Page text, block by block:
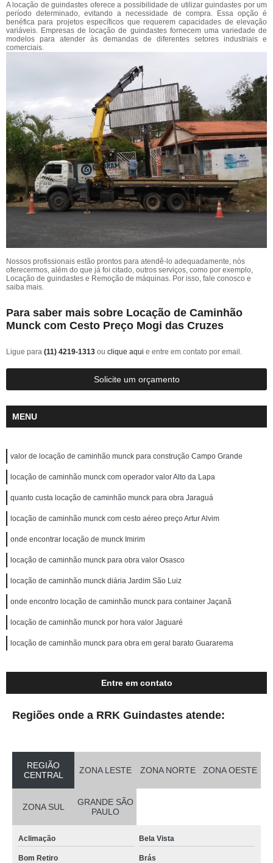
A locação de guindastes oferece a possibilidade de utilizar guindastes por um
período determinado, evitando a necessidade de compra. Essa opção é
benéfica para projetos específicos que requerem capacidades de elevação
variáveis. Empresas de locação de guindastes fornecem uma variedade de
modelos para atender às demandas de diferentes setores industriais e
comerciais.
Nossos profissionais estão prontos para atendê-lo adequadamente, nós
oferecermos, além do que já foi citado, outros serviços, como por exemplo,
Locação de guindastes e Remoção de máquinas. Por isso, fale conosco e
saiba mais.
Para saber mais sobre Locação de Caminhão
Munck com Cesto Preço Mogi das Cruzes
Ligue para (11) 4219-1313 ou clique aqui e entre em contato por email.
Solicite um orçamento
MENU
valor de locação de caminhão munck para construção Campo Grande
locação de caminhão munck com operador valor Alto da Lapa
quanto custa locação de caminhão munck para obra Jaraguá
locação de caminhão munck com cesto aéreo preço Artur Alvim
onde encontrar locação de munck Imirim
locação de caminhão munck para obra valor Osasco
locação de caminhão munck diária Jardim São Luiz
onde encontro locação de caminhão munck para container Jaçanã
locação de caminhão munck por hora valor Jaguaré
locação de caminhão munck para obra em geral barato Guararema
Entre em contato
Regiões onde a RRK Guindastes atende:
REGIÃO
CENTRAL
ZONA LESTE ZONA NORTE ZONA OESTE
ZONA SUL
GRANDE SÃO
PAULO
Aclimação Bela Vista
Bom Retiro Brás